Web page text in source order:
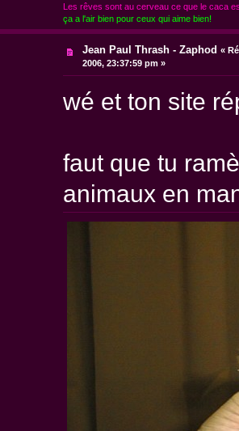
Les rêves sont au cerveau ce que le caca
ça a l'air bien pour ceux qui aime bien!
Jean Paul Thrash - Zaphod «
2006, 23:37:59 pm »
wé et ton site
faut que tu
animaux en